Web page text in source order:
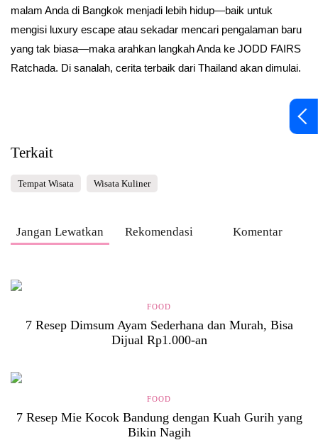
malam Anda di Bangkok menjadi lebih hidup—baik untuk
mengisi luxury escape atau sekadar mencari pengalaman baru
yang tak biasa—maka arahkan langkah Anda ke JODD FAIRS
Ratchada. Di sanalah, cerita terbaik dari Thailand akan dimulai.
Terkait
Tempat Wisata Wisata Kuliner
Jangan Lewatkan Rekomendasi Komentar
FOOD
7 Resep Dimsum Ayam Sederhana dan Murah, Bisa
Dijual Rp1.000-an
FOOD
7 Resep Mie Kocok Bandung dengan Kuah Gurih yang
Bikin Nagih